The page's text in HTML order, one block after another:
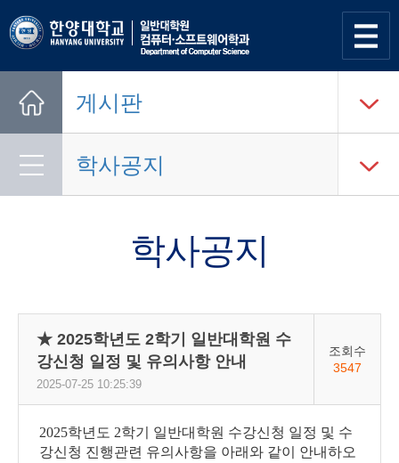
사이트
게시판
학사공지
학사공지
★ 2025학년도 2학기 일반대학원 수
강신청 일정 및 유의사항 안내
2025-07-25 10:25:39
조회수
3547
2025학년도 2학기 일반대학원 수강신청 일정 및 수
강신청 진행관련 유의사항을 아래 와 같이 안내하오